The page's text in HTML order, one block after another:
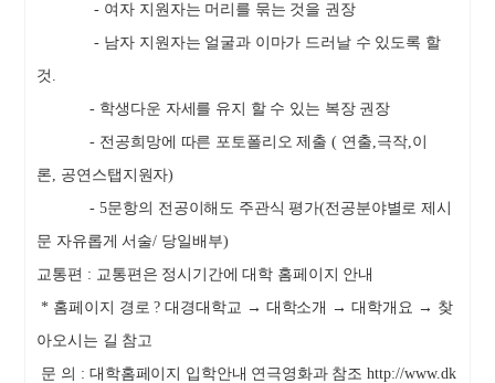
- 여자 지원자는 머리를 묶는 것을 권장
- 남자 지원자는 얼굴과 이마가 드러날 수 있도록 할
것 .
- 학생다운 자세를 유지 할 수 있는 복장 권장
- 전공희망에 따른 포토폴리오 제출 ( 연출,극작,이
론, 공연스탭지원자)
- 5문항의 전공이해도 주관식 평가(전공분야별로 제시
문 자유롭게 서술/ 당일배부)
교통편 : 교통편은 정시기간에 대학 홈페이지 안내
* 홈페이지 경로 ?대경대학교 → 대학소개 → 대학개요 → 찾
아오시는 길 참고
문 의 : 대학홈페이지 입학안내 연극영화과 참조 http://www.dk